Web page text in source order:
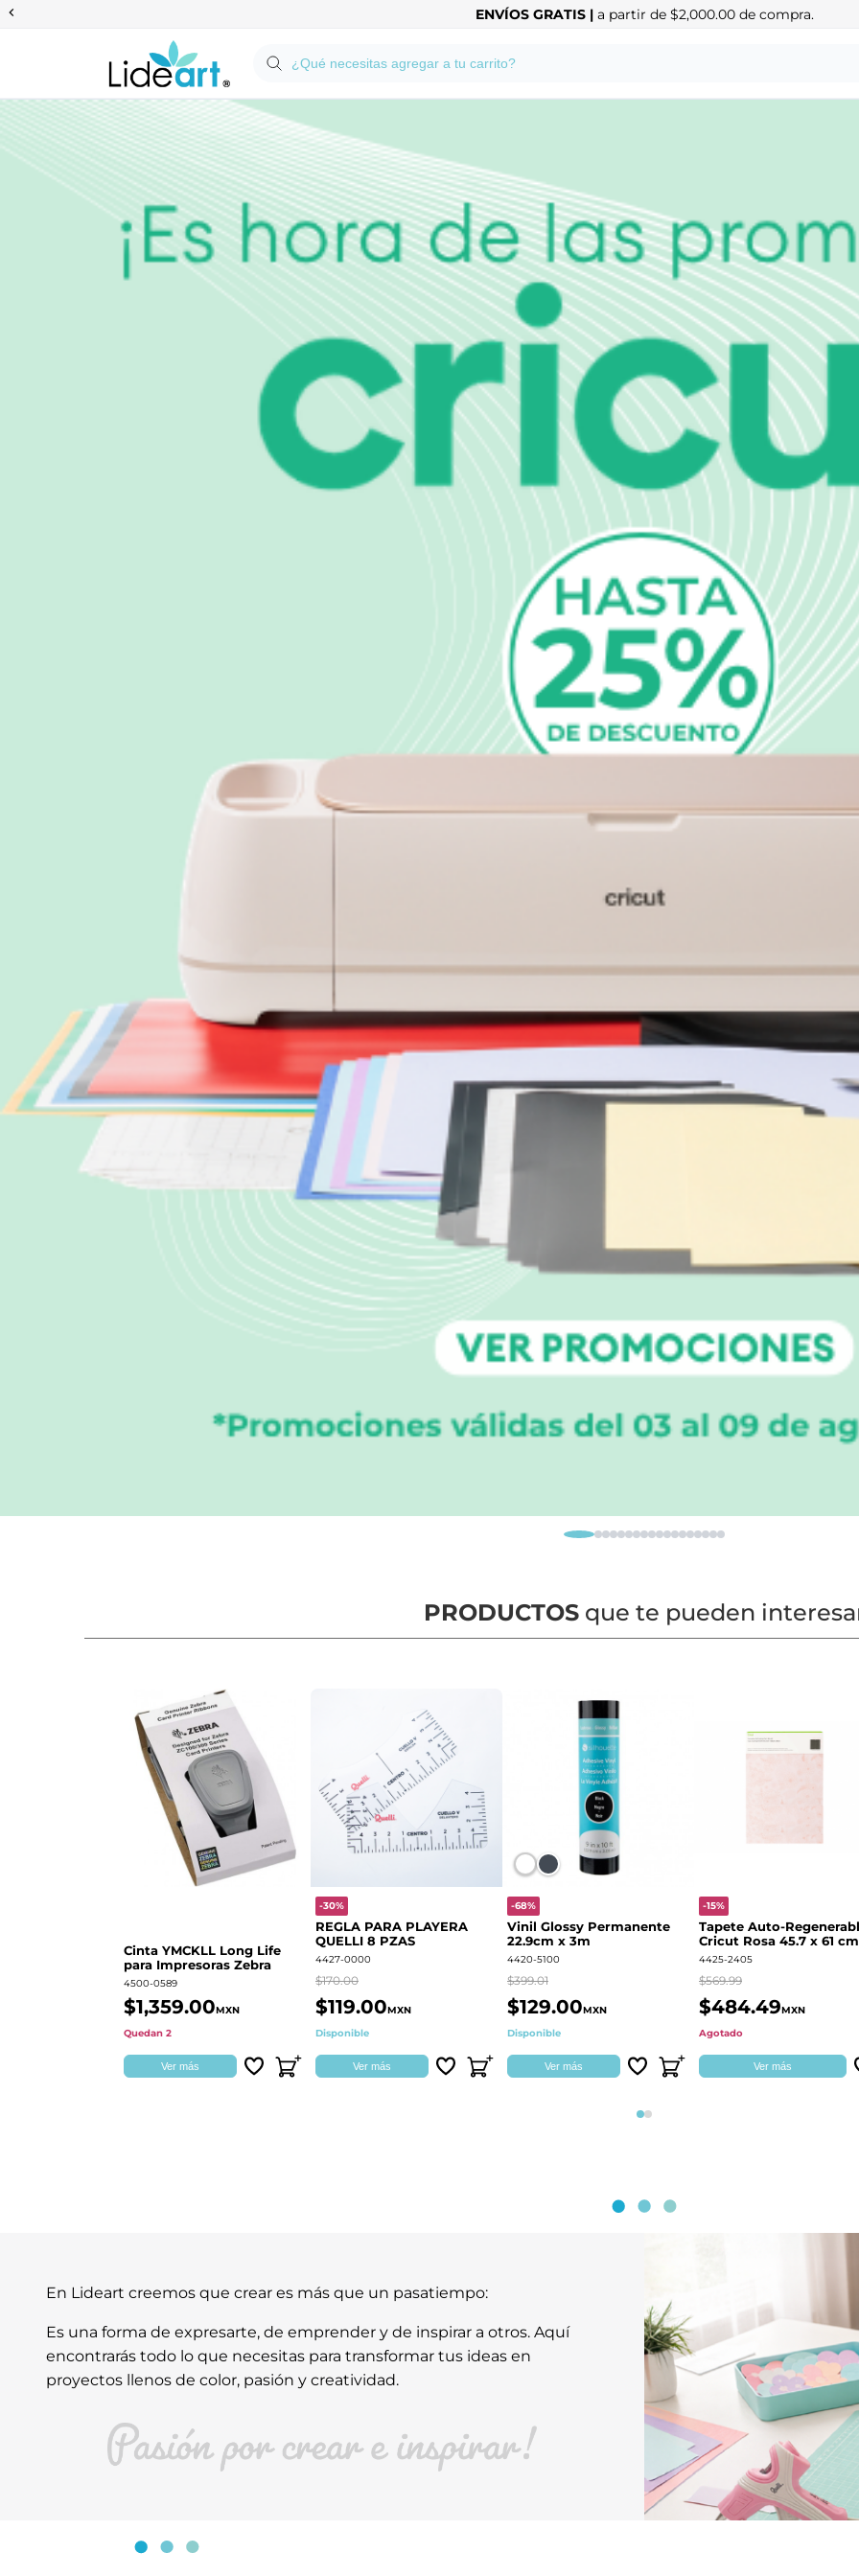
Anterior ENVÍOS GRATIS | a partir de $2,000.00 de compra.
PRODUCTOSque te pueden
Cinta YMCKLL Long Life
para Impresoras Zebra
4500-0589
$1,359.00MXN
Quedan 2
Ver más
-30%
REGLA PARA PLAYERA
QUELLI 8 PZAS
4427-0000
$170.00
$119.00MXN
Disponible
Ver más
-68%
Vinil Glossy Permanente
22.9cm x 3m
4420-5100
$399.01
$129.00MXN
Disponible
Ver más
-15%
Tapete Auto-
Cricut Rosa 45.7 x 61 cm
2004713
4425-2405
$569.99
$484.49MXN
Agotado
Ver más
Página 1
Página 2
En Lideart creemos que crear es más que un pasatiempo:
Es una forma de expresarte, de emprender y de inspirar a otros. Aquí
encontrarás todo lo que necesitas para transformar tus ideas en
proyectos llenos de color, pasión y creatividad.